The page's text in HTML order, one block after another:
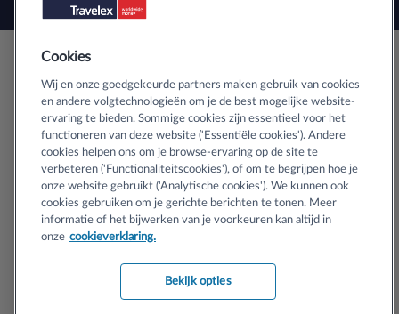
Veilig buitenlands geld bestellen
Informatie over SSL-certificaten
Copyright © 2024 Travelex N.V. Handelsregister KvK nr 33143504,
Algemene voorwaarden
Cookies
Wij en onze goedgekeurde partners maken gebruik van cookies
en andere volgtechnologieën om je de best mogelijke website-
ervaring te bieden. Sommige cookies zijn essentieel voor het
functioneren van deze website ('Essentiële cookies'). Andere
cookies helpen ons om je browse-ervaring op de site te
verbeteren ('Functionaliteitscookies'), of om te begrijpen hoe je
onze website gebruikt ('Analytische cookies'). We kunnen ook
cookies gebruiken om je gerichte berichten te tonen. Meer
informatie of het bijwerken van je voorkeuren kan altijd in
onze cookieverklaring.
Bekijk opties